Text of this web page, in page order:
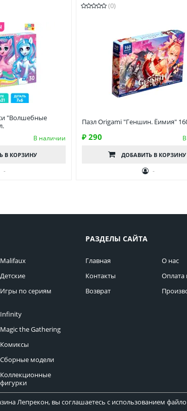
"Волшебные
В наличии
В КОРЗИНУ
-
(0)
Пазл Origami "Геншин. Ёимия"
₽ 290
ДОБАВИТЬ В КОРЗИНУ
-
Malifaux
Детские
Игры по сериям
Infinity
Magic the Gathering
Комиксы
Сборные модели
Коллекционные
фигурки
РАЗДЕЛЫ САЙТА
Главная
О нас
Контакты
Оплата
Возврат
Лепрекон, вы соглашаетесь с использованием